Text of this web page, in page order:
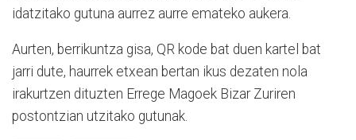
idatzitako gutuna aurrez aurre emateko aukera.
Aurten, berrikuntza gisa, QR kode bat duen kartel bat
jarri dute, haurrek etxean bertan ikus dezaten nola
irakurtzen dituzten Errege Magoek Bizar Zuriren
postontzian utzitako gutunak.